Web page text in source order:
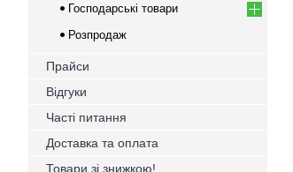
Господарські товари
Розпродаж
Прайси
Відгуки
Часті питання
Доставка та оплата
Товари зі знижкою!